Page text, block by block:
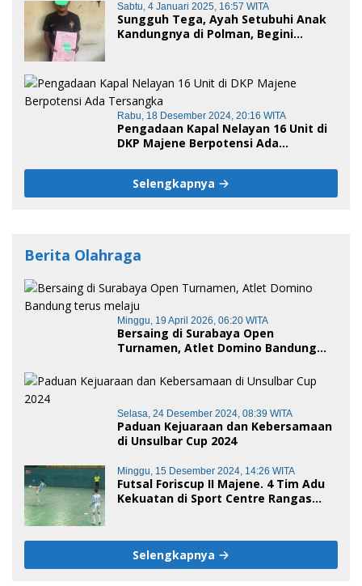
Sabtu, 4 Januari 2025, 16:57 WITA
Sungguh Tega, Ayah Setubuhi Anak
Kandungnya di Polman, Begini
Rabu, 18 Desember 2024, 20:16 WITA
Pengadaan Kapal Nelayan 16 Unit di
DKP Majene Berpotensi Ada
Selengkapnya
Berita Olahraga
Minggu, 19 April 2026, 06:20 WITA
Bersaing di Surabaya Open
Turnamen, Atlet Domino Bandung
Selasa, 24 Desember 2024, 08:39 WITA
Paduan Kejuaraan dan Kebersamaan
di Unsulbar Cup 2024
Minggu, 15 Desember 2024, 14:26 WITA
Futsal Foriscup II Majene. 4 Tim Adu
Kekuatan di Sport Centre Rangas
Selengkapnya